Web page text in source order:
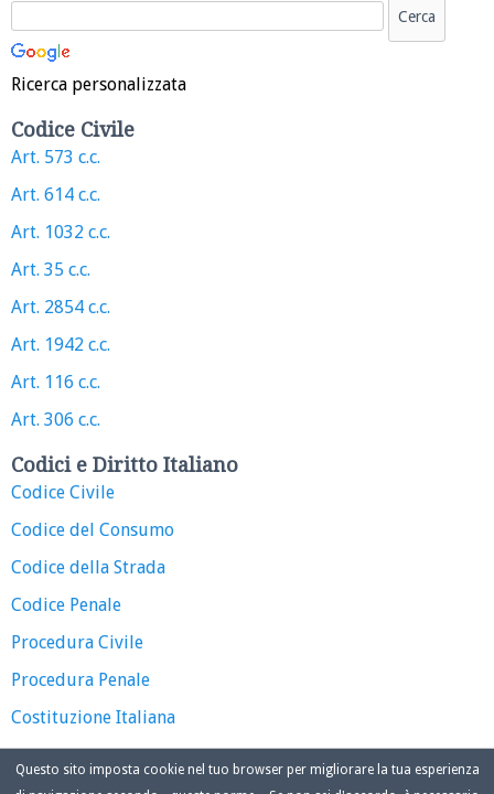
Ricerca personalizzata
Codice Civile
Art. 573 c.c.
Art. 614 c.c.
Art. 1032 c.c.
Art. 35 c.c.
Art. 2854 c.c.
Art. 1942 c.c.
Art. 116 c.c.
Art. 306 c.c.
Codici e Diritto Italiano
Codice Civile
Codice del Consumo
Codice della Strada
Codice Penale
Procedura Civile
Procedura Penale
Costituzione Italiana
Questo sito imposta cookie nel tuo browser per migliorare la tua esperienza